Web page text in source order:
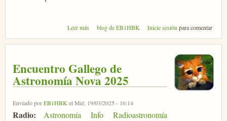
Leer más sobre Eclipse parcial de sol
blog de EB1HBK Inicie sesiónpara comentar
Encuentro Gallego de
Astronomía Nova 2025
Enviado porEB1HBK el Mié, 19/03/2025 - 16:14
Radio: Astronomía Info
Radioastronomía